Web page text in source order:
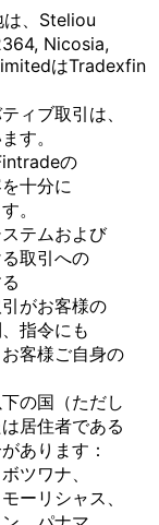
、 Steliou
Nicosia,
はTradexfin
ィブ取引は、
す。
の
十分に
。
テムおよび
取引への
がお客様の
指令にも
お客様ご自身の
の国 （ただし
居住者である
あります：
ボツワナ、
モーリシャス、